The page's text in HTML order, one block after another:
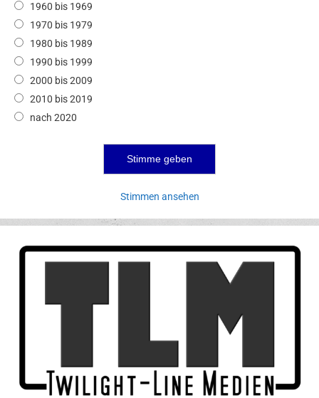
1960 bis 1969
1970 bis 1979
1980 bis 1989
1990 bis 1999
2000 bis 2009
2010 bis 2019
nach 2020
Stimmen ansehen